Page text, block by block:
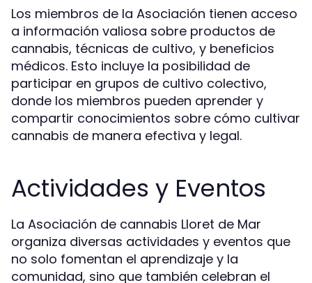
Los miembros de la Asociación tienen acceso
a información valiosa sobre productos de
cannabis, técnicas de cultivo, y beneficios
médicos. Esto incluye la posibilidad de
participar en grupos de cultivo colectivo,
donde los miembros pueden aprender y
compartir conocimientos sobre cómo cultivar
cannabis de manera efectiva y legal.
Actividades y Eventos
La Asociación de cannabis Lloret de Mar
organiza diversas actividades y eventos que
no solo fomentan el aprendizaje y la
comunidad, sino que también celebran el